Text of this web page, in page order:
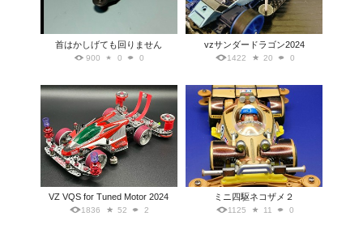
首はかしげても回りません
900 0 0
vzサンダードラゴン2024
1422 20 0
VZ VQS for Tuned Motor 2024
1836 52 2
ミニ四駆ネコザメ２
1125 11 0